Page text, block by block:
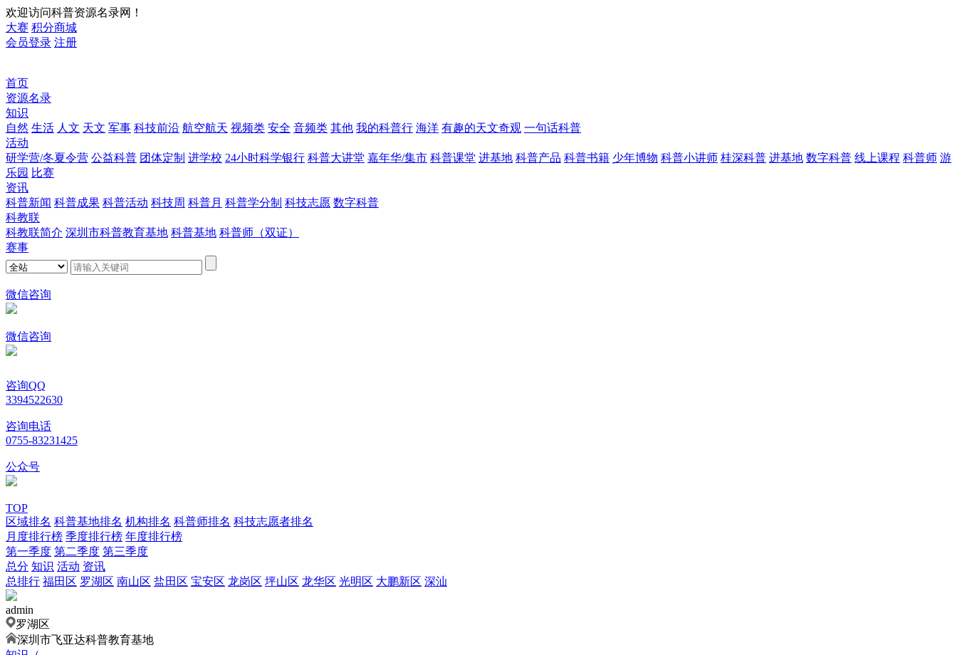
欢迎访问科普资源名录网！
大赛 积分商城
会员登录 注册
首页
资源名录
知识
自然 生活 人文 天文 军事 科技前沿 航空航天 视频类 安全 音频类 其他 我的科普行 海洋 有趣的天文奇观 一句话科普
活动
研学营/冬夏令营 公益科普 团体定制 进学校 24小时科学银行 科普大讲堂 嘉年华/集市 科普课堂 进基地 科普产品 科普书籍 少年博物 科普小讲师 桂深科普 进基地 数字科普 线上课程 科普师 游
乐园 比赛
资讯
科普新闻 科普成果 科普活动 科技周 科普月 科普学分制 科技志愿 数字科普
科教联
科教联简介 深圳市科普教育基地 科普基地 科普师（双证）
赛事
微信咨询
微信咨询
咨询QQ
3394522630
咨询电话
0755-83231425
公众号
TOP
区域排名 科普基地排名 机构排名 科普师排名 科技志愿者排名
月度排行榜 季度排行榜 年度排行榜
第一季度 第二季度 第三季度
总分 知识 活动 资讯
总排行 福田区 罗湖区 南山区 盐田区 宝安区 龙岗区 坪山区 龙华区 光明区 大鹏新区 深汕
admin
罗湖区
深圳市飞亚达科普教育基地